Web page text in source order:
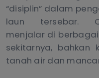
“disiplin” dalam
laun tersebar.
menjalar di
sekitarnya,
tanah air dan